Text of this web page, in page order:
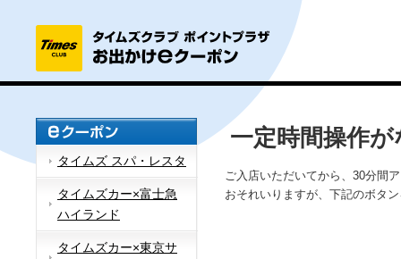
タイムズ スパ・レスタ
タイムズカー×富士急
ハイランド
タイムズカー×東京サ
一定時間操作
ご入店いただいてから、30分間
おそれいりますが、下記のボタ